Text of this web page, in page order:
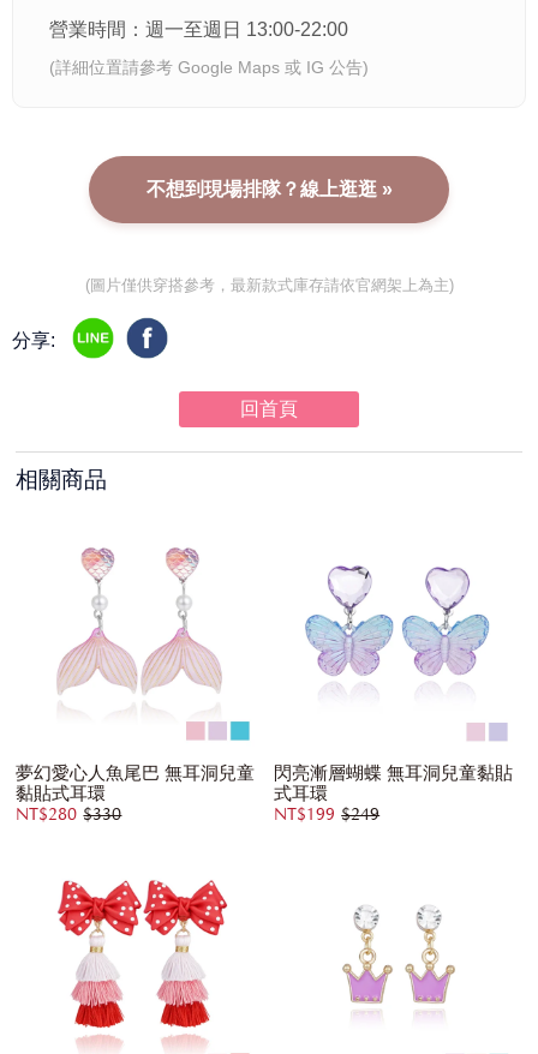
營業時間：週一至週日 13:00-22:00
(詳細位置請參考 Google Maps 或 IG 公告)
不想到現場排隊？線上逛逛 »
(圖片僅供穿搭參考，最新款式庫存請依官網架上為主)
分享:
回首頁
相關商品
夢幻愛心人魚尾巴 無耳洞兒童
黏貼式耳環
NT$280 $330
閃亮漸層蝴蝶 無耳洞兒童黏貼
式耳環
NT$199 $249